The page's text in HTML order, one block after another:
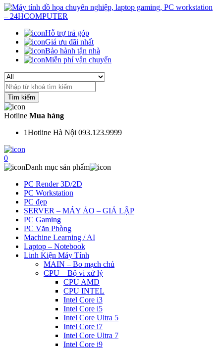
Hỗ trợ trả góp
Giá ưu đãi nhất
Bảo hành tận nhà
Miễn phí vận chuyển
Search
for:
Hotline Mua hàng
1Hotline Hà Nội 093.123.9999
0
Danh mục sản phẩm
PC Render 3D/2D
PC Workstation
PC đẹp
SERVER – MÁY ẢO – GIẢ LẬP
PC Gaming
PC Văn Phòng
Machine Learning / AI
Laptop – Notebook
Linh Kiện Máy Tính
MAIN – Bo mạch chủ
CPU – Bộ vi xử lý
CPU AMD
CPU INTEL
Intel Core i3
Intel Core i5
Intel Core Ultra 5
Intel Core i7
Intel Core Ultra 7
Intel Core i9